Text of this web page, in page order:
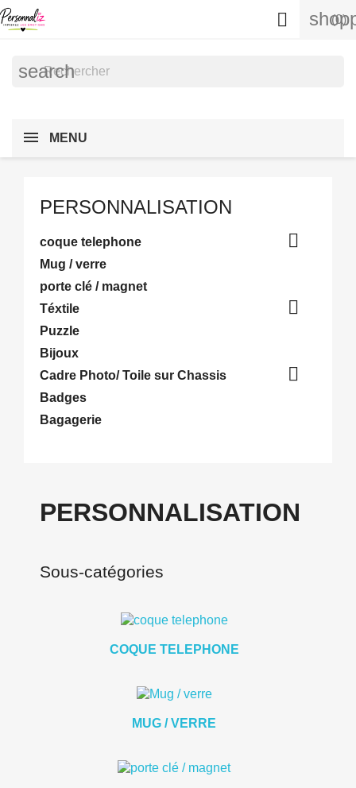
(0)

search
MENU
PERSONNALISATION
coque telephone 
Mug / verre
porte clé / magnet
Téxtile

Puzzle
Bijoux
Cadre Photo/ Toile sur Chassis

Badges
Bagagerie
PERSONNALISATION
Sous-catégories
COQUE TELEPHONE
MUG / VERRE